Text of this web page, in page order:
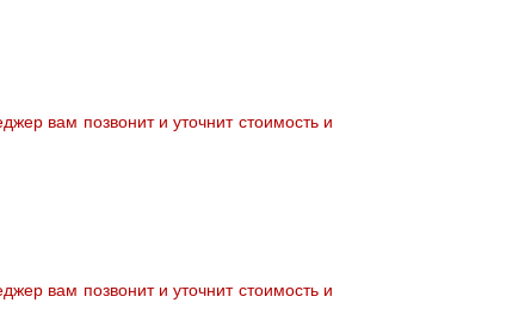
вам позвонит и уточнит стоимость и
вам позвонит и уточнит стоимость и